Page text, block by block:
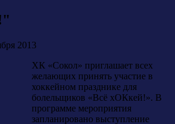
2013
ХК «Сокол» приглашает всех
желающих принять участие в
хоккейном празднике для
болельщиков «Всё хОКкей!». В
программе мероприятия
запланировано выступление